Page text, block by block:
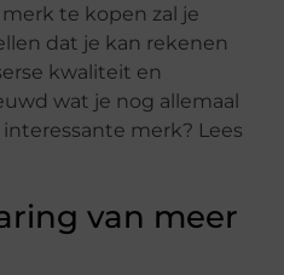
te kopen zal je
dat je kan rekenen
kwaliteit en
wat je nog allemaal
merk? Lees
van meer